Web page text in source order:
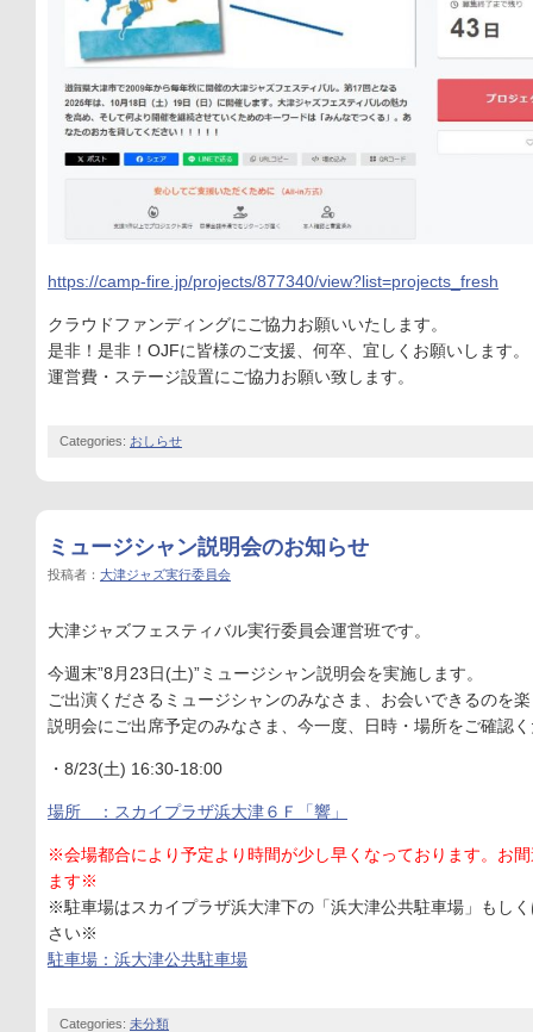
https://camp-fire.jp/projects/877340/view?list=projects_fresh
クラウドファンディングにご協力お願いいたします。
是非！是非！OJFに皆様のご支援、何卒、宜しくお願いします。
運営費・ステージ設置にご協力お願い致します。
Categories: おしらせ
ミュージシャン説明会のお知らせ
投稿者： 大津ジャズ実行委員会
大津ジャズフェスティバル実行委員会運営班です。
今週末”8月23日(土)”ミュージシャン説明会を実施します。
ご出演くださるミュージシャンのみなさま、お会いできるのを
説明会にご出席予定のみなさま、今一度、日時・場所をご確認
・8/23(土) 16:30-18:00
場所 ：スカイプラザ浜大津６Ｆ「響」
※会場都合により予定より時間が少し早くなっております。お
ます※
※駐車場はスカイプラザ浜大津下の「浜大津公共駐車場」もし
さい※
駐車場：浜大津公共駐車場
Categories: 未分類